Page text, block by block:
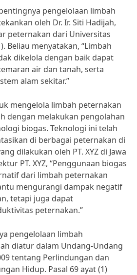
pengelolaan limbah
oleh Dr. Ir. Siti Hadijah,
peternakan dari Universitas
Beliau menyatakan, “Limbah
dikelola dengan baik dapat
air dan tanah, serta
alam sekitar.”
mengelola limbah peternakan
dengan melakukan pengolahan
biogas. Teknologi ini telah
di berbagai peternakan di
dilakukan oleh PT. XYZ di Jawa
PT. XYZ, “Penggunaan biogas
dari limbah peternakan
mengurangi dampak negatif
tetapi juga dapat
peternakan.”
pengelolaan limbah
diatur dalam Undang-Undang
tentang Perlindungan dan
Hidup. Pasal 69 ayat (1)